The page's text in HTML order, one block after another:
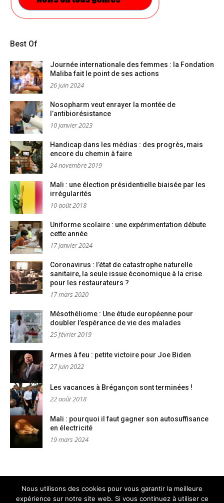
Best Of
Journée internationale des femmes : la Fondation
Maliba fait le point de ses actions
26 juin 2024
Nosopharm veut enrayer la montée de
l’antibiorésistance
10 janvier 2023
Handicap dans les médias : des progrès, mais
encore du chemin à faire
24 novembre 2019
Mali : une élection présidentielle biaisée par les
irrégularités
10 août 2018
Uniforme scolaire : une expérimentation débute
cette année
17 janvier 2024
Coronavirus : l’état de catastrophe naturelle
sanitaire, la seule issue économique à la crise
pour les restaurateurs ?
17 mars 2020
Mésothéliome : Une étude européenne pour
doubler l’espérance de vie des malades
25 février 2019
Armes à feu : petite victoire pour Joe Biden
27 juin 2022
Les vacances à Brégançon sont terminées !
22 août 2018
Mali : pourquoi il faut gagner son autosuffisance
en électricité
19 mars 2024
Mentions légales Nous contacter
Nous utilisons des cookies pour vous garantir la meilleure
expérience sur notre site web. Si vous continuez à utiliser ce